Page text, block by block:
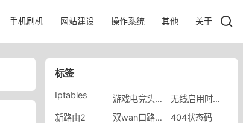
手机刷机 网站建设 操作系统 其他 关于
标签
Iptables 游戏电竞头戴耳机
无线启用时间段
新路由2
双wan口路由器
404状态码